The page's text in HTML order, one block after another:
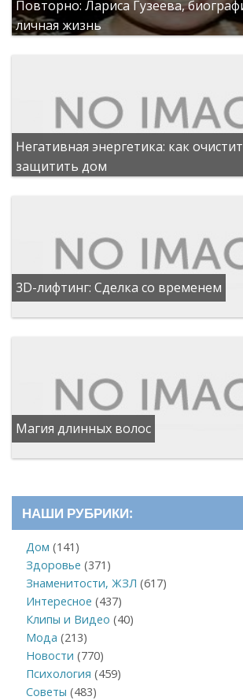
Повторно: Лариса Гузеева,
личная жизнь
Негативная энергетика: как
защитить дом
3D-лифтинг: Сделка со временем
Магия длинных волос
НАШИ РУБРИКИ:
Дом (141)
Здоровье (371)
Знаменитости, ЖЗЛ (617)
Интересное (437)
Клипы и Видео (40)
Мода (213)
Новости (770)
Психология (459)
Советы (483)